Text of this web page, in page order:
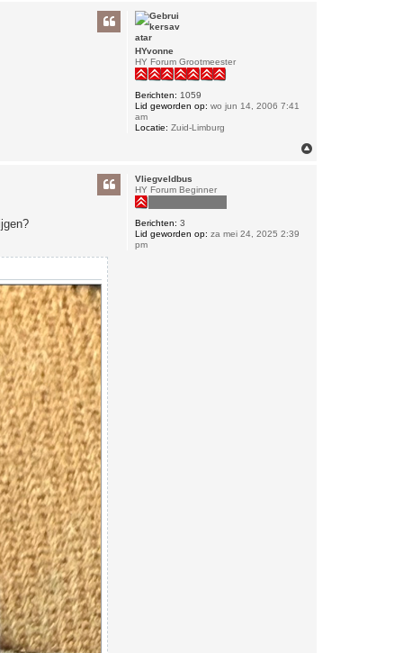
HYvonne
HY Forum Grootmeester
Berichten: 1059
Lid geworden op: wo jun 14, 2006 7:41
am
Locatie: Zuid-Limburg
Vliegveldbus
HY Forum Beginner
Berichten: 3
Lid geworden op: za mei 24, 2025 2:39
pm